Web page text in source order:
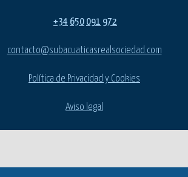
+34 650 091 972
contacto@subacuaticasrealsociedad.com
Política de Privacidad y Cookies
Aviso legal